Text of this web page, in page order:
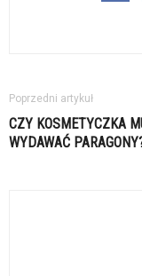
Poprzedni artykuł
CZY KOSMETYCZKA
WYDAWAĆ